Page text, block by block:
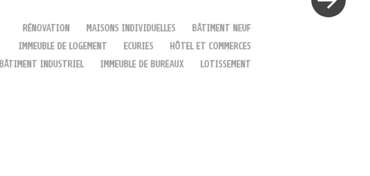
RÉNOVATION MAISONS INDIVIDUELLES
BÂTIMENT NEUF
IMMEUBLE DE LOGEMENT
ECURIES
HÔTEL ET COMMERCES
BÂTIMENT INDUSTRIEL
IMMEUBLE DE BUREAUX LOTISSEMENT